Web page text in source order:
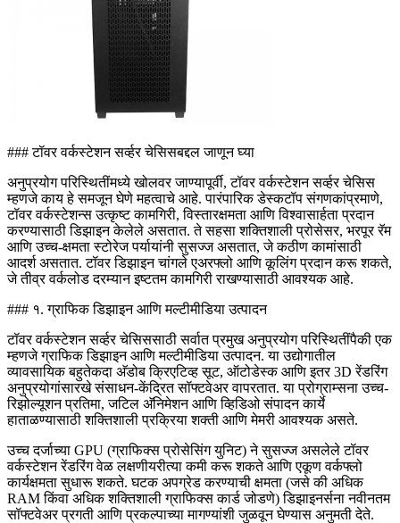
### टॉवर वर्कस्टेशन सर्व्हर चेसिसबद्दल जाणून घ्या
अनुप्रयोग परिस्थितींमध्ये खोलवर जाण्यापूर्वी, टॉवर वर्कस्टेशन सर्व्हर चेसिस
म्हणजे काय हे समजून घेणे महत्वाचे आहे. पारंपारिक डेस्कटॉप संगणकांप्रमाणे,
टॉवर वर्कस्टेशन्स उत्कृष्ट कामगिरी, विस्तारक्षमता आणि विश्वासार्हता प्रदान
करण्यासाठी डिझाइन केलेले असतात. ते सहसा शक्तिशाली प्रोसेसर, भरपूर रॅम
आणि उच्च-क्षमता स्टोरेज पर्यायांनी सुसज्ज असतात, जे कठीण कामांसाठी
आदर्श असतात. टॉवर डिझाइन चांगले एअरफ्लो आणि कूलिंग प्रदान करू शकते,
जे तीव्र वर्कलोड दरम्यान इष्टतम कामगिरी राखण्यासाठी आवश्यक आहे.
### १. ग्राफिक डिझाइन आणि मल्टीमीडिया उत्पादन
टॉवर वर्कस्टेशन सर्व्हर चेसिससाठी सर्वात प्रमुख अनुप्रयोग परिस्थितींपैकी एक
म्हणजे ग्राफिक डिझाइन आणि मल्टीमीडिया उत्पादन. या उद्योगातील
व्यावसायिक बहुतेकदा अ‍ॅडोब क्रिएटिव्ह सूट, ऑटोडेस्क आणि इतर 3D रेंडरिंग
अनुप्रयोगांसारखे संसाधन-केंद्रित सॉफ्टवेअर वापरतात. या प्रोग्राम्सना उच्च-
रिझोल्यूशन प्रतिमा, जटिल अ‍ॅनिमेशन आणि व्हिडिओ संपादन कार्ये
हाताळण्यासाठी शक्तिशाली प्रक्रिया शक्ती आणि मेमरी आवश्यक असते.
उच्च दर्जाच्या GPU (ग्राफिक्स प्रोसेसिंग युनिट) ने सुसज्ज असलेले टॉवर
वर्कस्टेशन रेंडरिंग वेळ लक्षणीयरीत्या कमी करू शकते आणि एकूण वर्कफ्लो
कार्यक्षमता सुधारू शकते. घटक अपग्रेड करण्याची क्षमता (जसे की अधिक
RAM किंवा अधिक शक्तिशाली ग्राफिक्स कार्ड जोडणे) डिझाइनर्सना नवीनतम
सॉफ्टवेअर प्रगती आणि प्रकल्पाच्या मागण्यांशी जुळवून घेण्यास अनुमती देते.